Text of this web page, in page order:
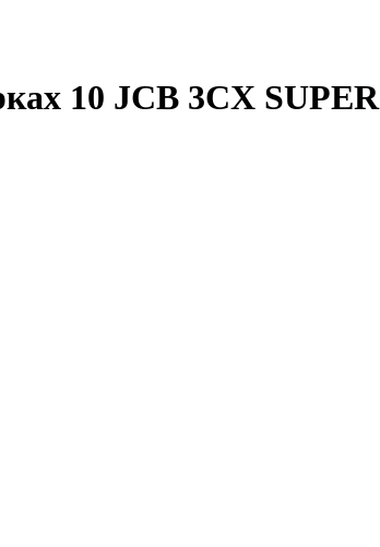
10 JCB 3CX SUPER